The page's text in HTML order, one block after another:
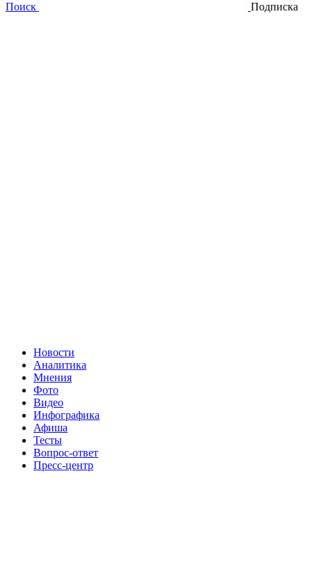
Поиск Подписка
Новости
Аналитика
Мнения
Фото
Видео
Инфографика
Афиша
Тесты
Вопрос-ответ
Пресс-центр